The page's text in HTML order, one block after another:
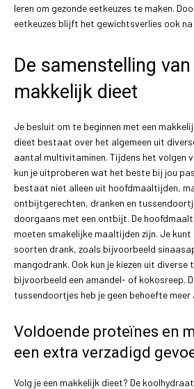
leren om gezonde eetkeuzes te maken.
eetkeuzes blijft het gewichtsverlies ook
De samenstelling van
makkelijk dieet
Je besluit om te beginnen met een
dieet bestaat over het algemeen uit
aantal multivitaminen. Tijdens het volgen
kun je uitproberen wat het beste bij jou
bestaat niet alleen uit hoofdmaaltijden,
ontbijtgerechten, dranken en
doorgaans met een ontbijt. De
moeten smakelijke maaltijden zijn. Je kunt
soorten drank, zoals bijvoorbeeld
mangodrank. Ook kun je kiezen uit
bijvoorbeeld een amandel- of kokosreep.
tussendoortjes heb je geen behoefte meer
Voldoende proteïnes en
een extra verzadigd
Volg je een makkelijk dieet? De